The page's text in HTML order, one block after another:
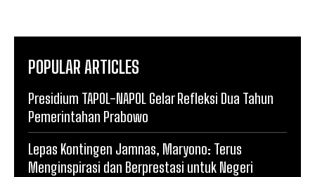
POPULAR ARTICLES
Presidium TAPOL-NAPOL Gelar Refleksi Dua Tahun
Pemerintahan Prabowo
Lepas Kontingen Jamnas, Maryono: Terus
Menginspirasi dan Berprestasi untuk Negeri